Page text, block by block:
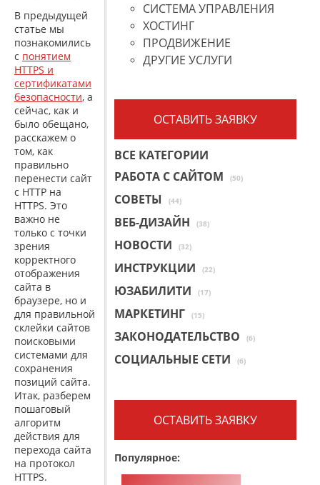
В предыдущей
статье мы
познакомились
с понятием
HTTPS и
сертификатами
безопасности, а
сейчас, как и
было обещано,
расскажем о
том, как
правильно
перенести сайт
с HTTP на
HTTPS. Это
важно не
только с точки
зрения
корректного
отображения
сайта в
браузере, но и
для правильной
склейки сайтов
поисковыми
системами для
сохранения
позиций сайта.
Итак, разберем
пошаговый
алгоритм
действия для
перехода сайта
на протокол
HTTPS.
СИСТЕМА УПРАВЛЕНИЯ
ХОСТИНГ
ПРОДВИЖЕНИЕ
ДРУГИЕ УСЛУГИ
ОСТАВИТЬ ЗАЯВКУ
ВСЕ КАТЕГОРИИ
РАБОТА С САЙТОМ
(50)
СОВЕТЫ (44)
ВЕБ-ДИЗАЙН (38)
НОВОСТИ (32)
ИНСТРУКЦИИ (22)
ЮЗАБИЛИТИ (17)
МАРКЕТИНГ (15)
ЗАКОНОДАТЕЛЬСТВО (6)
СОЦИАЛЬНЫЕ СЕТИ (6)
ОСТАВИТЬ ЗАЯВКУ
Популярное: